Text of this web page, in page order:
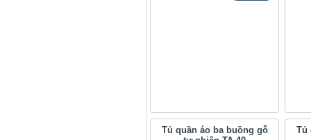
Tủ quần áo ba buồng gỗ
Tủ